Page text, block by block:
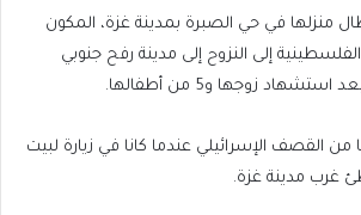
منزلها في حي الصبرة بمدينة غزة، المكون
الفلسطينية إلى النزوح إلى مدينة رفح جنوبي
زوجها و5 من أطفالها.
القصف الإسرائيلي عندما كانا في زيارة لبيت
غرب مدينة غزة.